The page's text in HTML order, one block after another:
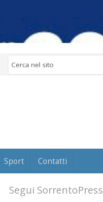
Sport Contatti
Segui SorrentoPress